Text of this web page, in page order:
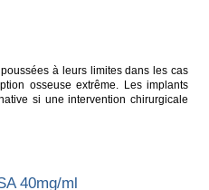
à leurs limites dans les cas
osseuse extrême. Les implants
si une intervention chirurgicale
40mg/ml